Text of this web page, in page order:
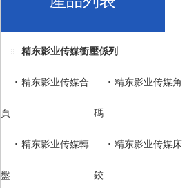
精东影业传媒衝壓係列
精东影业传媒合
頁
精东影业传媒角
碼
精东影业传媒轉
盤
精东影业传媒床
鉸